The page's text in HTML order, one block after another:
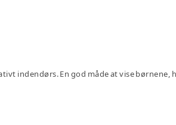
indendørs. En god måde at vise børnene,